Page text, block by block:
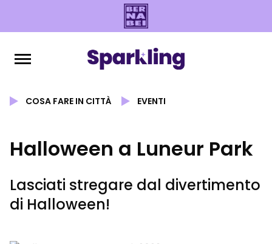
COSA FARE IN CITTÀ EVENTI
Halloween a Luneur Park
Lasciati stregare dal divertimento
di Halloween!